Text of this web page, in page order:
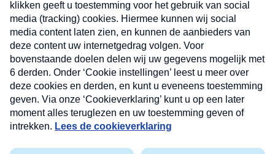
Nieuwsbrief
Neem hier een gratis abonnement op onze
nieuwsbrief. Elke vrijdag- en dinsdagochtend in uw